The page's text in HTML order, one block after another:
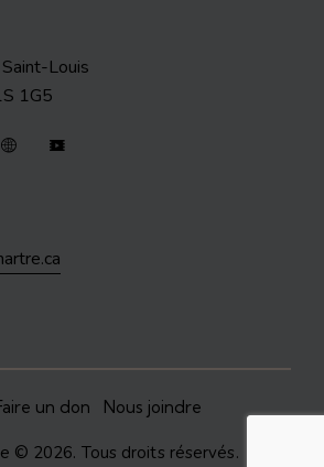
Louis
1G5
un don Nous joindre
© 2026. Tous droits réservés.